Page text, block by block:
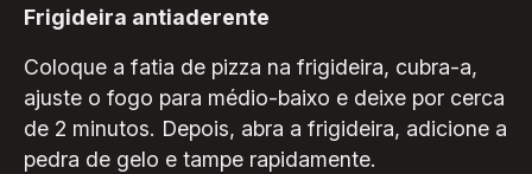
Frigideira antiaderente
Coloque a fatia de pizza na frigideira, cubra-a,
ajuste o fogo para médio-baixo e deixe por cerca
de 2 minutos. Depois, abra a frigideira, adicione a
pedra de gelo e tampe rapidamente.